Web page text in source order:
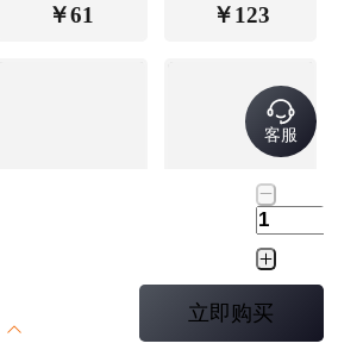
￥61 ￥123
战斗通行证
31
立即购买
客服